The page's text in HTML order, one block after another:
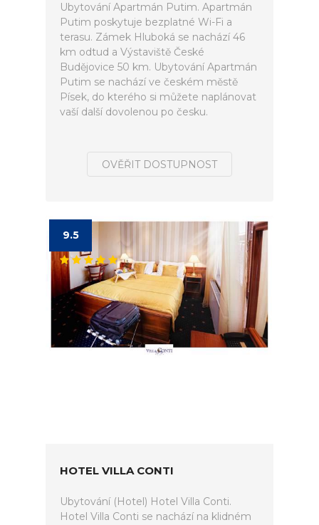
Ubytování Apartmán Putim. Apartmán
Putim poskytuje bezplatné Wi-Fi a
terasu. Zámek Hluboká se nachází 46
km odtud a Výstaviště České
Budějovice 50 km. Ubytování Apartmán
Putim se nachází ve českém městě
Písek, do kterého si můžete naplánovat
vaší další dovolenou po česku.
OVĚŘIT DOSTUPNOST
9.5
HOTEL VILLA CONTI
Ubytování (Hotel) Hotel Villa Conti.
Hotel Villa Conti se nachází na klidném